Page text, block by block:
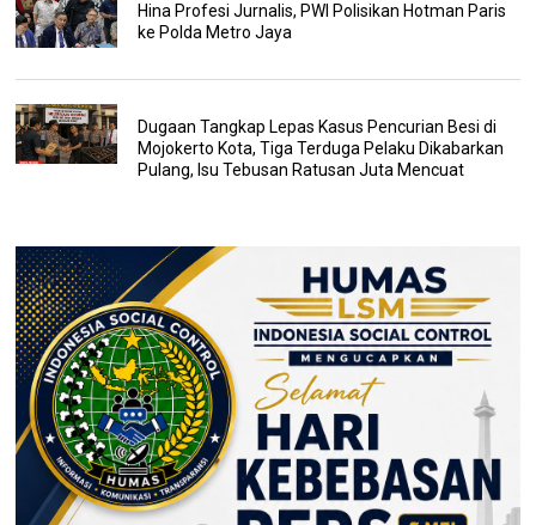
Hina Profesi Jurnalis, PWI Polisikan Hotman Paris
ke Polda Metro Jaya
Dugaan Tangkap Lepas Kasus Pencurian Besi di
Mojokerto Kota, Tiga Terduga Pelaku Dikabarkan
Pulang, Isu Tebusan Ratusan Juta Mencuat